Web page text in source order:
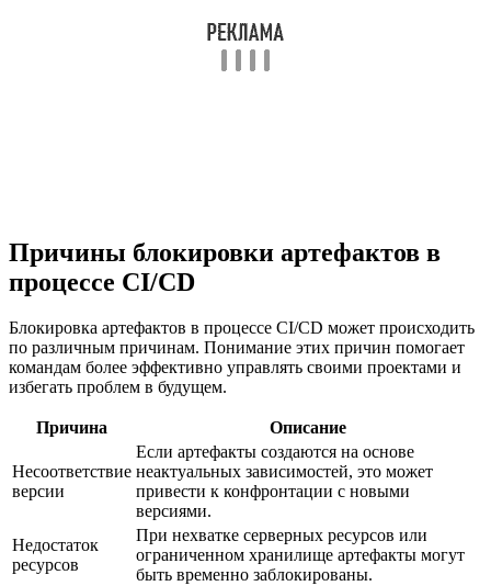
Причины блокировки артефактов в
процессе CI/CD
Блокировка артефактов в процессе CI/CD может происходить
по различным причинам. Понимание этих причин помогает
командам более эффективно управлять своими проектами и
избегать проблем в будущем.
Причина Описание
Несоответствие
версии
Если артефакты создаются на основе
неактуальных зависимостей, это может
привести к конфронтации с новыми
версиями.
Недостаток
ресурсов
При нехватке серверных ресурсов или
ограниченном хранилище артефакты могут
быть временно заблокированы.